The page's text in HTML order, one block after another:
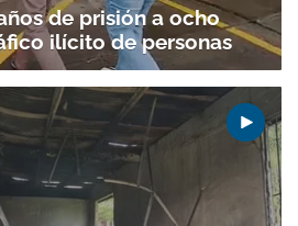
de prisión a ocho
ilícito de personas